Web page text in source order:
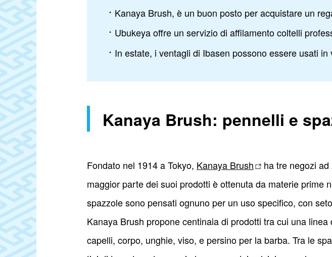
Kanaya Brush, è un buon posto per acquistare un
Ubukeya offre un servizio di affilamento coltelli
In estate, i ventagli di Ibasen possono essere usati in
Kanaya Brush: pennelli e
Fondato nel 1914 a Tokyo, Kanaya Brush
ha tre negozi
maggior parte dei suoi prodotti è ottenuta da materie
spazzole sono pensati ognuno per un uso specifico, con
Kanaya Brush propone centinaia di prodotti tra cui una
capelli, corpo, unghie, viso, e persino per la barba. Tra le